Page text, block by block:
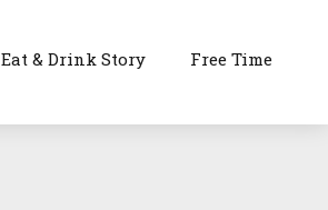
Eat & Drink Story Free Time